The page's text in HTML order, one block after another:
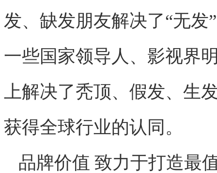
发、缺发朋友解决了“无发
一些国家领导人、影视界
上解决了秃顶、假发、生
获得全球行业的认同。
品牌价值 致力于打造最